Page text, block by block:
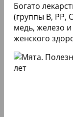
Богато
(группы В, РР,
медь, железо
женского